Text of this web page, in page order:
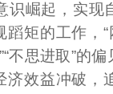
识崛起，实现
矩的工作，“
不思进取”的
济效益冲破，